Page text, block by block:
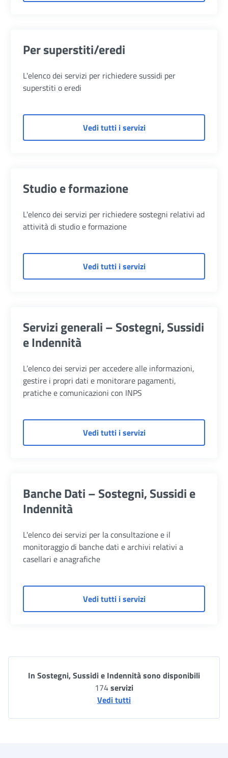
Per superstiti/eredi
L'elenco dei servizi per richiedere sussidi per
superstiti o eredi
Vedi tutti i servizidi Per superstiti/eredi
Studio e formazione
L'elenco dei servizi per richiedere sostegni relativi ad
attività di studio e formazione
Vedi tutti i servizidi Studio e formazione
Servizi generali – Sostegni, Sussidi
e Indennità
L’elenco dei servizi per accedere alle informazioni,
gestire i propri dati e monitorare pagamenti,
pratiche e comunicazioni con INPS
Vedi tutti i servizidi Servizi generali –
Banche Dati – Sostegni, Sussidi e
Indennità
L'elenco dei servizi per la consultazione e il
monitoraggio di banche dati e archivi relativi a
casellari e anagrafiche
Vedi tutti i servizidi Banche Dati –
In Sostegni, Sussidi e Indennità sono disponibili
174servizi
Vedi tutti